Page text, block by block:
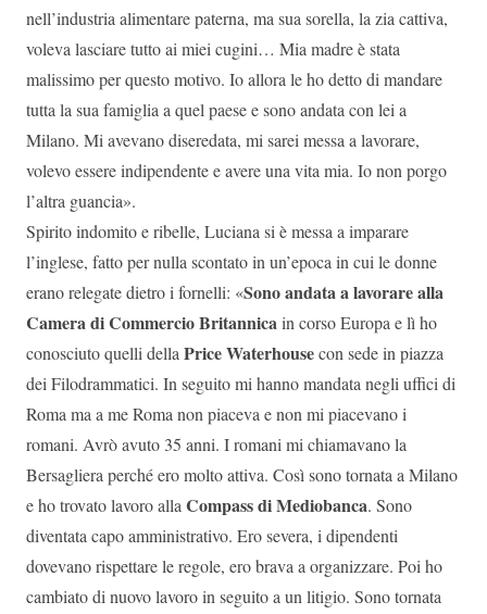
nell’industria alimentare paterna, ma sua sorella, la zia cattiva,
voleva lasciare tutto ai miei cugini… Mia madre è stata
malissimo per questo motivo. Io allora le ho detto di mandare
tutta la sua famiglia a quel paese e sono andata con lei a
Milano. Mi avevano diseredata, mi sarei messa a lavorare,
volevo essere indipendente e avere una vita mia. Io non porgo
l’altra guancia».
Spirito indomito e ribelle, Luciana si è messa a imparare
l’inglese, fatto per nulla scontato in un’epoca in cui le donne
erano relegate dietro i fornelli: «Sono andata a lavorare alla
Camera di Commercio Britannicain corso Europa e lì ho
conosciuto quelli dellaPrice Waterhousecon sede in piazza
dei Filodrammatici. In seguito mi hanno mandata negli uffici di
Roma ma a me Roma non piaceva e non mi piacevano i
romani. Avrò avuto 35 anni. I romani mi chiamavano la
Bersagliera perché ero molto attiva. Così sono tornata a Milano
e ho trovato lavoro allaCompass di Mediobanca. Sono
diventata capo amministrativo. Ero severa, i dipendenti
dovevano rispettare le regole, ero brava a organizzare. Poi ho
cambiato di nuovo lavoro in seguito a un litigio. Sono tornata